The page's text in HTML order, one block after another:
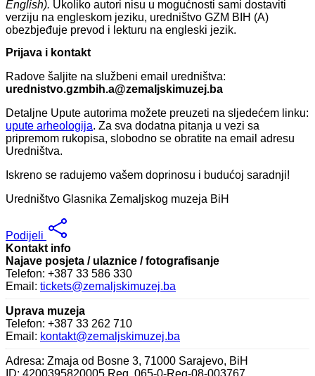
English). Ukoliko autori nisu u mogućnosti sami dostaviti
verziju na engleskom jeziku, uredništvo GZM BIH (A)
obezbjeđuje prevod i lekturu na engleski jezik.
Prijava i kontakt
Radove šaljite na službeni email uredništva:
urednistvo.gzmbih.a@zemaljskimuzej.ba
Detaljne Upute autorima možete preuzeti na sljedećem linku:
upute arheologija. Za sva dodatna pitanja u vezi sa
pripremom rukopisa, slobodno se obratite na email adresu
Uredništva.
Iskreno se radujemo vašem doprinosu i budućoj saradnji!
Uredništvo Glasnika Zemaljskog muzeja BiH
Podijeli
Kontakt info
Najave posjeta / ulaznice / fotografisanje
Telefon: +387 33 586 330
Email: tickets@zemaljskimuzej.ba
Uprava muzeja
Telefon: +387 33 262 710
Email: kontakt@zemaljskimuzej.ba
Adresa: Zmaja od Bosne 3, 71000 Sarajevo, BiH
ID: 4200395820005 Reg. 065-0-Reg-08-003767